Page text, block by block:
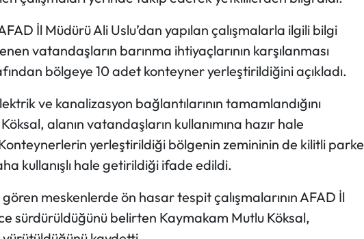
İl Müdürü Ali Uslu’dan yapılan çalışmalarla ilgili bilgi
vatandaşların barınma ihtiyaçlarının karşılanması
bölgeye 10 adet konteyner yerleştirildiğini açıkladı.
ve kanalizasyon bağlantılarının tamamlandığını
alanın vatandaşların kullanımına hazır hale
yerleştirildiği bölgenin zemininin de kilitli parke
kullanışlı hale getirildiği ifade edildi.
meskenlerde ön hasar tespit çalışmalarının AFAD İl
sürdürüldüğünü belirten Kaymakam Mutlu Köksal,